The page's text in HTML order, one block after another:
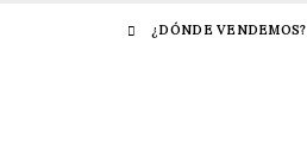
¿DÓNDE VENDEMOS?